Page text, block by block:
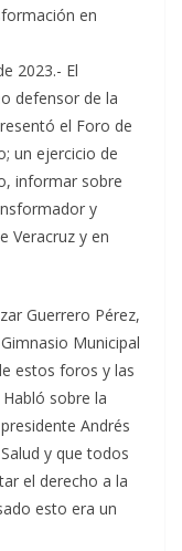
en
2023.- El
defensor de la
el Foro de
un ejercicio de
informar sobre
y
Veracruz y en
Guerrero Pérez,
Municipal
estos foros y las
sobre la
Andrés
y que todos
el derecho a la
esto era un